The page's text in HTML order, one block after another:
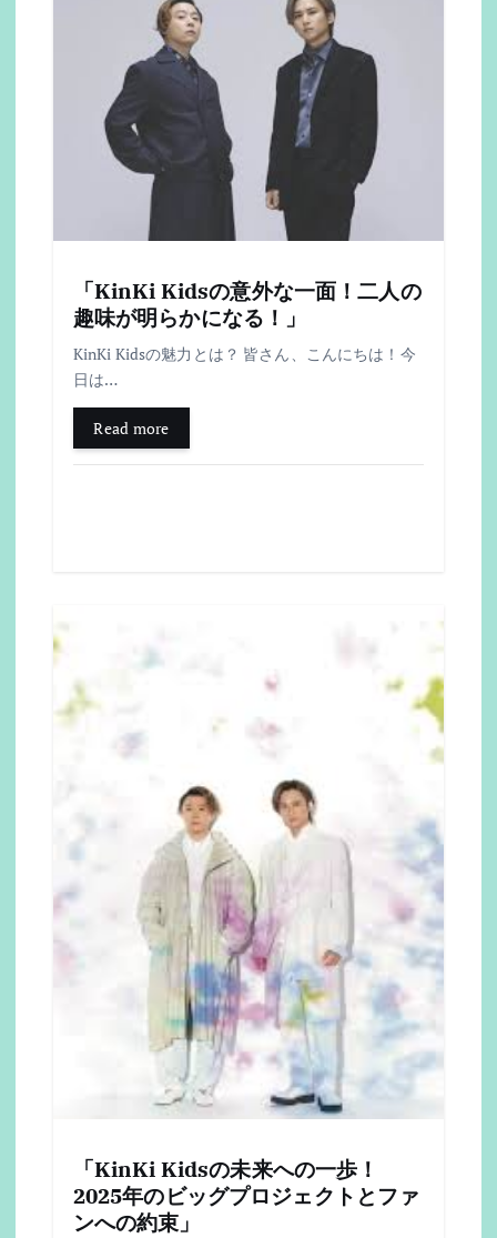
「KinKi Kidsの意外な一面！二人の
趣味が明らかになる！」
KinKi Kidsの魅力とは？ 皆さん、こんにちは！今
日は…
Read more
「KinKi Kidsの未来への一歩！
2025年のビッグプロジェクトとファ
ンへの約束」